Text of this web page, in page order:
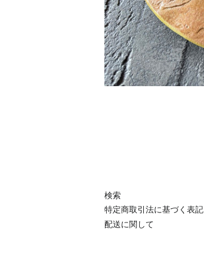
検索
特定商取引法に基づく表記
配送に関して